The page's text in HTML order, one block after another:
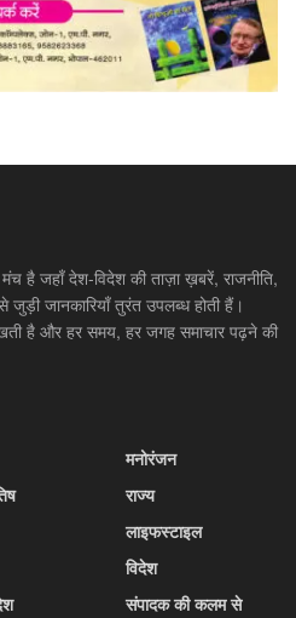
जहाँ देश-विदेश की ताज़ा ख़बरें, राजनीति,
जानकारियाँ तुरंत उपलब्ध होती हैं।
है और हर समय, हर जगह समाचार पढ़ने की
मनोरंजन
राज्य
लाइफस्टाइल
विदेश
संपादक की कलम से